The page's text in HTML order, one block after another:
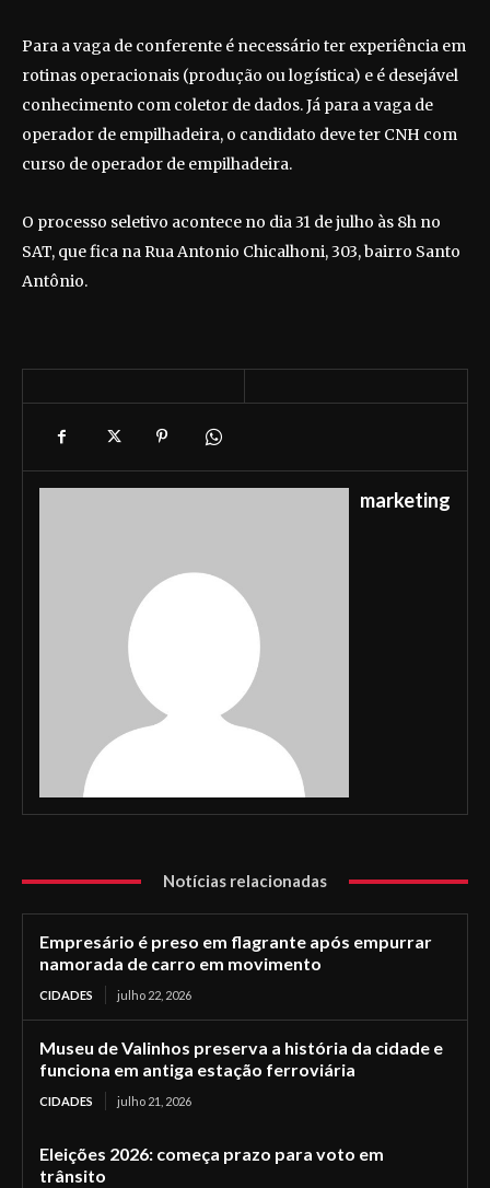
Para a vaga de conferente é necessário ter experiência em
rotinas operacionais (produção ou logística) e é desejável
conhecimento com coletor de dados. Já para a vaga de
operador de empilhadeira, o candidato deve ter CNH com
curso de operador de empilhadeira.
O processo seletivo acontece no dia 31 de julho às 8h no
SAT, que fica na Rua Antonio Chicalhoni, 303, bairro Santo
Antônio.
marketing
Notícias relacionadas
Empresário é preso em flagrante após empurrar
namorada de carro em movimento
CIDADES julho 22, 2026
Museu de Valinhos preserva a história da cidade e
funciona em antiga estação ferroviária
CIDADES julho 21, 2026
Eleições 2026: começa prazo para voto em
trânsito